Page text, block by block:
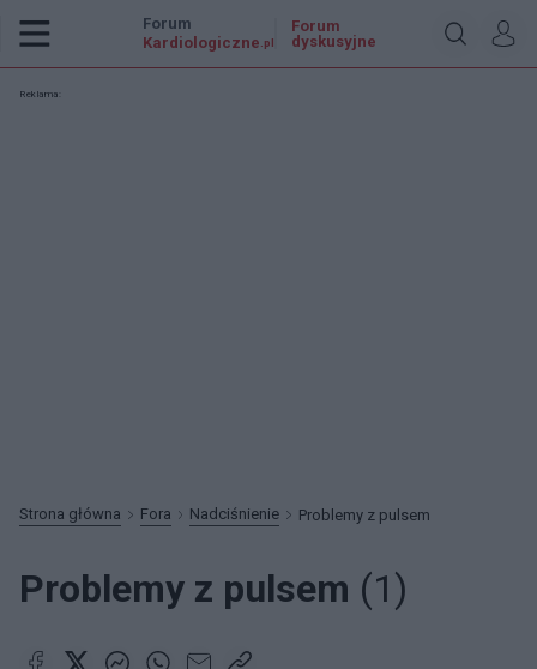
Forum
Kardiologiczne .pl
Forum
dyskusyjne
Reklama:
Strona główna Fora Nadciśnienie Problemy z pulsem
Problemy z pulsem (1)